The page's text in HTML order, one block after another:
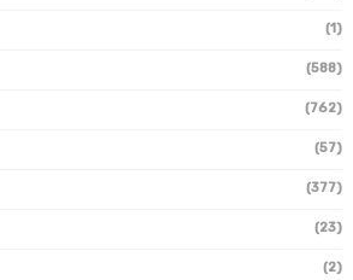
(1)
(588)
(762)
(57)
(377)
(23)
(2)